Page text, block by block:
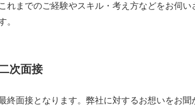
これまでのご経験やスキル・考え方などをお伺
。
次面接
終面接となります。弊社に対するお想いをお聞